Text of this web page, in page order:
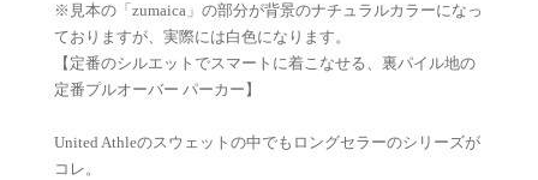
※見本の「zumaica」の部分が背景のナチュラルカラーになっ
ておりますが、実際には白色になります。
【定番のシルエットでスマートに着こなせる、裏パイル地の
定番プルオーバー パーカー】
United Athleのスウェットの中でもロングセラーのシリーズが
コレ。